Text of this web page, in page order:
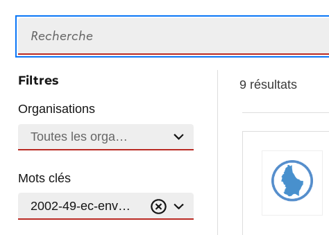
Filtres
Organisations
Toutes les organisations
Mots clés
2002-49-ec-environmental-noise-directive
9 résultats